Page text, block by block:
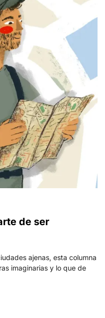
de ser
ajenas, esta columna
imaginarias y lo que de